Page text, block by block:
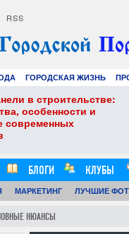
RSS
ГОРОДСКАЯ ЖИЗНЬ
в строительстве:
особенности и
современных
БЛОГИ
КЛУБЫ
МАРКЕТИНГ ЛУЧШИЕ
НЮАНСЫ